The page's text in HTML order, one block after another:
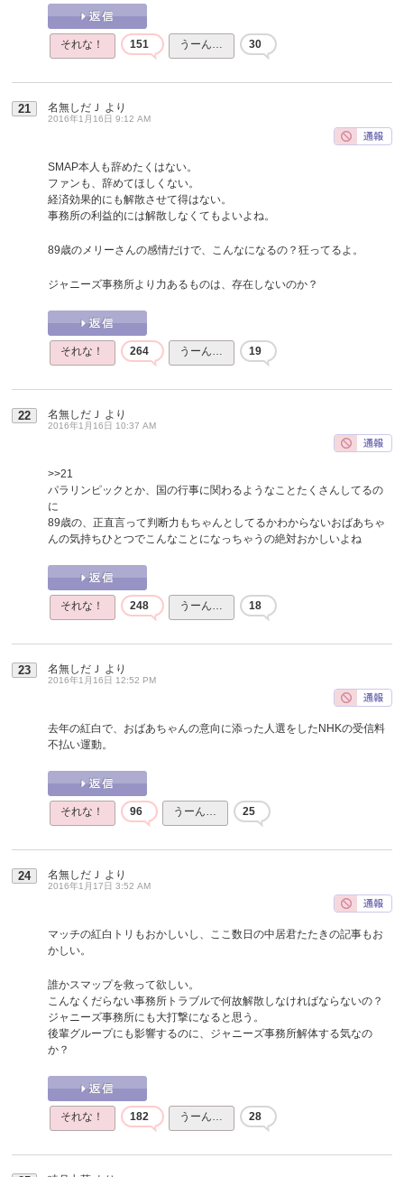
それな！ 151 うーん… 30
21 名無しだＪ より
2016年1月16日 9:12 AM
SMAP本人も辞めたくはない。
ファンも、辞めてほしくない。
経済効果的にも解散させて得はない。
事務所の利益的には解散しなくてもよいよね。
89歳のメリーさんの感情だけで、こんなになるの？狂ってるよ。
ジャニーズ事務所より力あるものは、存在しないのか？
それな！ 264 うーん… 19
22 名無しだＪ より
2016年1月16日 10:37 AM
>>21
パラリンピックとか、国の行事に関わるようなことたくさんしてるの
に
89歳の、正直言って判断力もちゃんとしてるかわからないおばあちゃ
んの気持ちひとつでこんなことになっちゃうの絶対おかしいよね
それな！ 248 うーん… 18
23 名無しだＪ より
2016年1月16日 12:52 PM
去年の紅白で、おばあちゃんの意向に添った人選をしたNHKの受信料
不払い運動。
それな！ 96 うーん… 25
24 名無しだＪ より
2016年1月17日 3:52 AM
マッチの紅白トリもおかしいし、ここ数日の中居君たたきの記事もお
かしい。
誰かスマップを救って欲しい。
こんなくだらない事務所トラブルで何故解散しなければならないの？
ジャニーズ事務所にも大打撃になると思う。
後輩グループにも影響するのに、ジャニーズ事務所解体する気なの
か？
それな！ 182 うーん… 28